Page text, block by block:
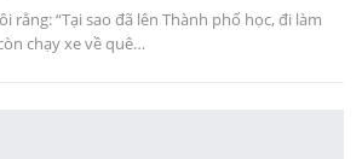
rằng: “Tại sao đã lên Thành phố học, đi làm
chạy xe về quê…